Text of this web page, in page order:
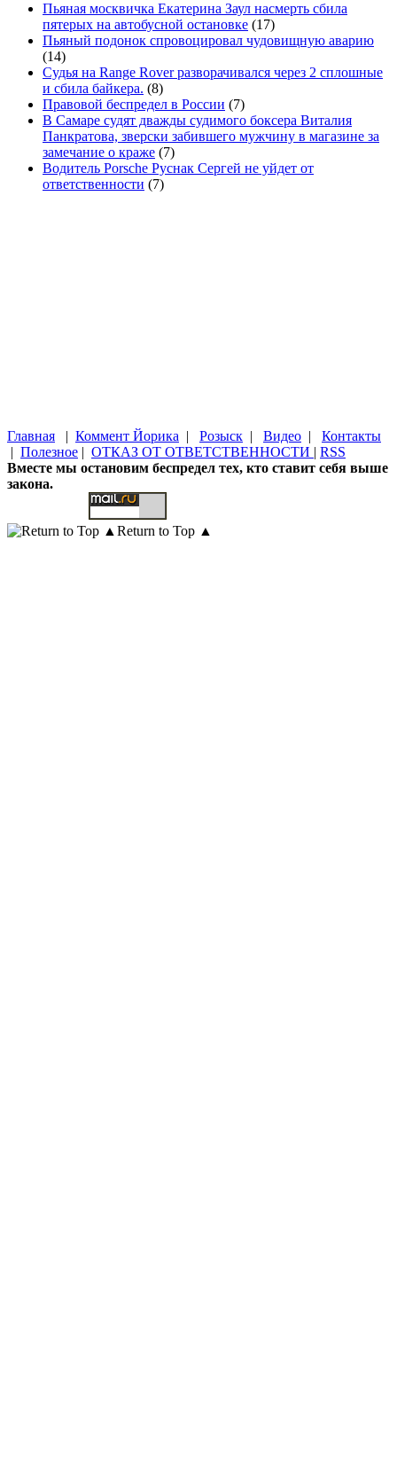
Пьяная москвичка Екатерина Заул насмерть сбила
пятерых на автобусной остановке (17)
Пьяный подонок спровоцировал чудовищную аварию
(14)
Судья на Range Rover разворачивался через 2 сплошные
и сбила байкера. (8)
Правовой беспредел в России (7)
В Самаре судят дважды судимого боксера Виталия
Панкратова, зверски забившего мужчину в магазине за
замечание о краже (7)
Водитель Porsche Руснак Сергей не уйдет от
ответственности (7)
Главная | Коммент Йорика | Розыск | Видео | Контакты
| Полезное | ОТКАЗ ОТ ОТВЕТСТВЕННОСТИ | RSS
Вместе мы остановим беспредел тех, кто ставит себя выше
закона.
Return to Top ▲